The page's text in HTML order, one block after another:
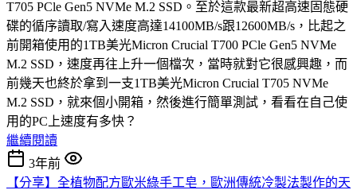
T705 PCle Gen5 NVMe M.2 SSD。至於這款最新超高速固態硬
碟的循序讀取/寫入速度高達14100MB/s跟12600MB/s，比起之
前開箱使用的1TB美光Micron Crucial T700 PCle Gen5 NVMe
M.2 SSD，速度再往上升一個檔次，當時就對它很感興趣，而
前幾天也終於拿到一支1TB美光Micron Crucial T705 NVMe
M.2 SSD，就來個小開箱，然後進行簡單測試，看看在自己使
用的PC上速度有多快？
繼續閱讀
3年前
【分享】全植物配方歐米綠手工皂，歐洲傳統冷製法製作的天